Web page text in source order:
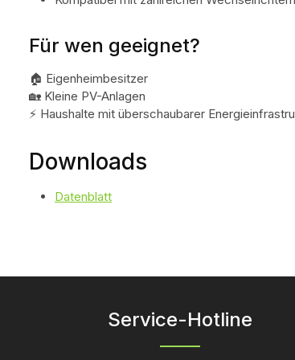
Für wen geeignet?
🏠 Eigenheimbesitzer
🏡 Kleine PV-Anlagen
⚡ Haushalte mit überschaubarer
Downloads
Datenblatt
Service-Hotline